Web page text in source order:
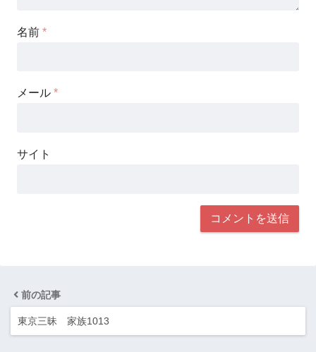
名前 *
メール *
サイト
前の記事
東京三昧 家族1013